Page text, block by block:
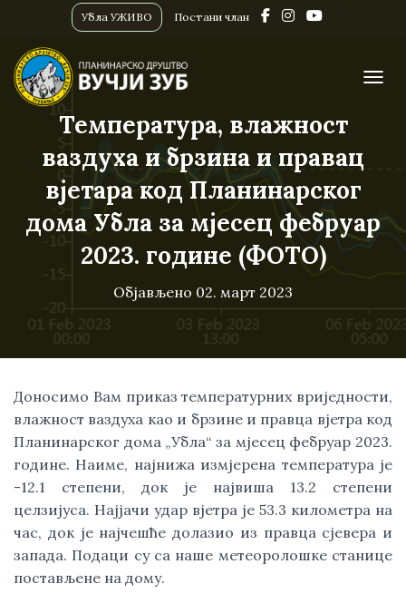
Убла УЖИВО Постани члан
Температура, влажност
ваздуха и брзина и правац
вјетара код Планинарског
дома Убла за мјесец фебруар
2023. године (ФОТО)
Објављено 02. март 2023
Доносимо Вам приказ температурних вриједности,
влажност ваздуха као и брзине и правца вјетра код
Планинарског дома „Убла“ за мјесец фебруар 2023.
године. Наиме, најнижа измјерена температура је
-12.1 степени, док је највиша 13.2 степени
целзијуса. Најјачи удар вјетра је 53.3 километра на
час, док је најчешће долазио из правца сјевера и
запада. Подаци су са наше метеоролошке станице
постављене на дому.